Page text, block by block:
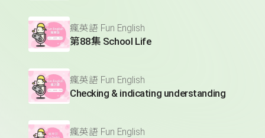
瘋英語 Fun English
第88集 School Life
瘋英語 Fun English
Checking & indicating understanding
瘋英語 Fun English